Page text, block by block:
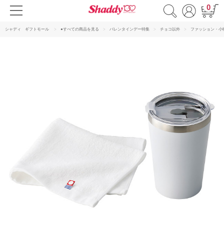
0
シャディ ギフトモール ●すべての商品を見る バレンタインデー特集 チョコ以外 ファッション・